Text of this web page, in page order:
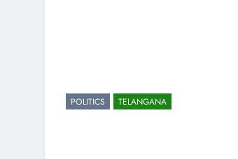
POLITICS TELANGANA